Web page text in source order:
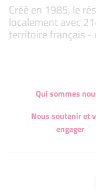
Créé en 1985, le
localement avec
territoire français -
Qui sommes
Nous soutenir et
engager